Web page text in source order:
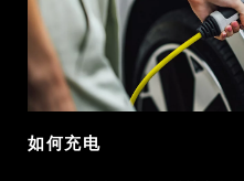
如何充电